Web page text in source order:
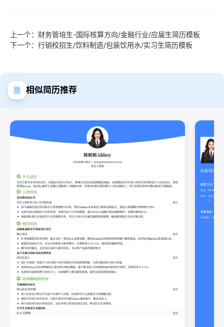
上一个：财务管培生-国际核算方向/金融行业/应届生简历模板
下一个：行销校招生/饮料制造/包装饮用水/实习生简历模板
相似简历推荐